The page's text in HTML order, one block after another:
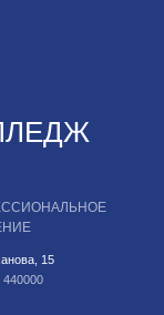
15
440000